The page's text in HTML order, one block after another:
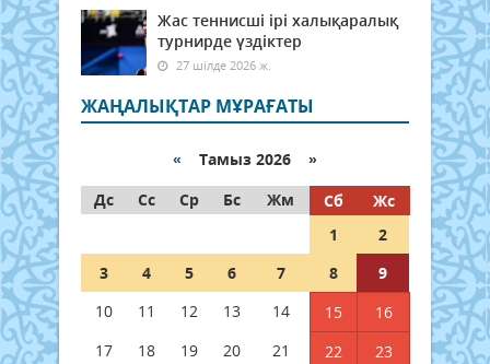
Жас теннисші ірі халықаралық
турнирде үздіктер
27 шілде 2026 ж.
ЖАҢАЛЫҚТАР МҰРАҒАТЫ
« Тамыз 2026 »
Дс
Сс Ср Бс Жм Сб
Жс
1
2
3
4 5 6 7 8
9
10
11 12 13 14 15
16
17
18 19 20 21 22
23